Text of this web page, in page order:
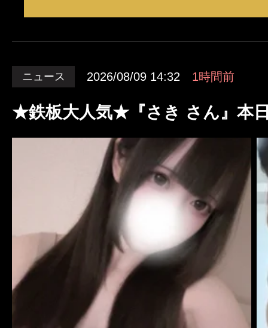
ニュース 2026/08/09 14:32 1時間前
★鉄板大人気★『さき さん』本